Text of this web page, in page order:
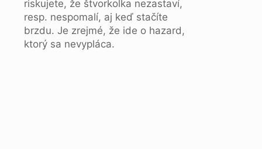
riskujete, že štvorkolka nezastaví,
resp. nespomalí, aj keď stačíte
brzdu. Je zrejmé, že ide o hazard,
ktorý sa nevypláca.